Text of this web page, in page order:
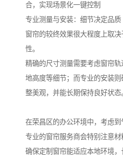
合，实现场景化一键控制
专业测量与安装：细节决定品质
窗帘的较终效果很大程度上取
性。
精确的尺寸测量需要考虑窗帘
地高度等细节；而专业的安装
整美观，并能长期保持良好状态
在荣昌区的办公环境中，考虑到
专业的窗帘服务商会特别注意材
确保定制窗帘能适应本地环境，